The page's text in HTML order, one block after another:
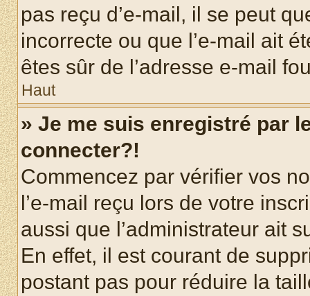
pas reçu d’e-mail, il se peut
incorrecte ou que l’e-mail ait
êtes sûr de l’adresse e-mail
Haut
» Je me suis enregistré par
connecter?!
Commencez par vérifier vos
l’e-mail reçu lors de votre
aussi que l’administrateur ait
En effet, il est courant de
postant pas pour réduire la